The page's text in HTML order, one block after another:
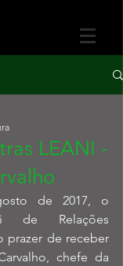
LEANI -
de 2017, o
de Relações
prazer de receber
chefe da